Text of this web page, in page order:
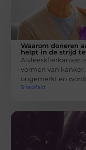
Waarom doneren
helpt in de strijd
Alvleesklierkanker
vormen van
ongemerkt en
Snapfact